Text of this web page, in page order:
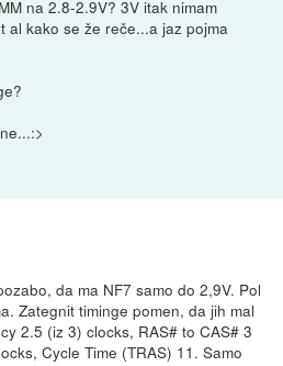
na 2.8-2.9V? 3V itak nimam
al kako se že reče...a jaz pojma
da ma NF7 samo do 2,9V. Pol
Zategnit timinge pomen, da jih mal
2.5 (iz 3) clocks, RAS# to CAS# 3
Cycle Time (TRAS) 11. Samo